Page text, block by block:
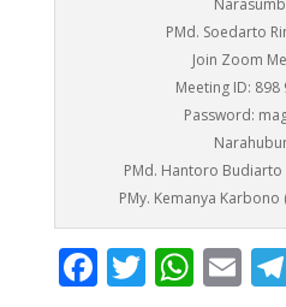
PMd. Soedarto
Join Zoom
Meeting ID: 898
Password:
PMd. Hantoro Budiarto
PMy. Kemanya
F T W E